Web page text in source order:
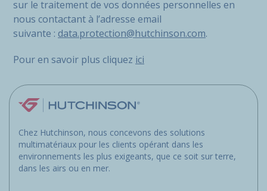
sur le traitement de vos données personnelles en
nous contactant à l’adresse email
suivante : data.protection@hutchinson.com.
Pour en savoir plus cliquez ici
Chez Hutchinson, nous concevons des solutions
multimatériaux pour les clients opérant dans les
environnements les plus exigeants, que ce soit sur terre,
dans les airs ou en mer.